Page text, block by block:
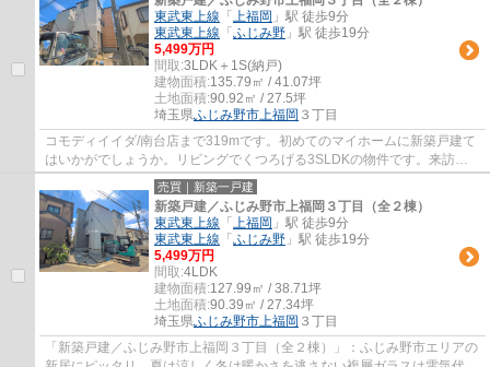
東武東上線 「 上福岡 」駅 徒歩9分
東武東上線 「 ふじみ野 」駅 徒歩19分
5,499万円
間取:3LDK＋1S(納戸)
建物面積:135.79㎡ / 41.07坪
土地面積:90.92㎡ / 27.5坪
埼玉県ふじみ野市上福岡 ３丁目
コモディイイダ/南台店まで319mです。初めてのマイホームに新築戸建て
はいかがでしょうか。リビングでくつろげる3SLDKの物件です。来訪者
の顔が見えるTVインターホン付き。まずはＬＤ...
売買｜新築一戸建
新築戸建／ふじみ野市上福岡３丁目（全２棟）
東武東上線 「 上福岡 」駅 徒歩9分
東武東上線 「 ふじみ野 」駅 徒歩19分
5,499万円
間取:4LDK
建物面積:127.99㎡ / 38.71坪
土地面積:90.39㎡ / 27.34坪
埼玉県ふじみ野市上福岡 ３丁目
「新築戸建／ふじみ野市上福岡３丁目（全２棟）」：ふじみ野市エリアの